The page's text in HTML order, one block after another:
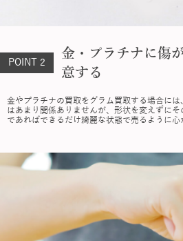
POINT 2
金・プラチナに傷
意する
金やプラチナの買取をグラム買取する場合に
はあまり関係ありませんが、形状を変えずに
であればできるだけ綺麗な状態で売るように心